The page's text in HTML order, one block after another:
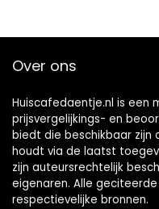
Over ons
Huiscafedaentje.nl is een
prijsvergelijkings- en
biedt die beschikbaar zijn
houdt via de laatst
zijn auteursrechtelijk
eigenaren. Alle
respectievelijke bronnen.